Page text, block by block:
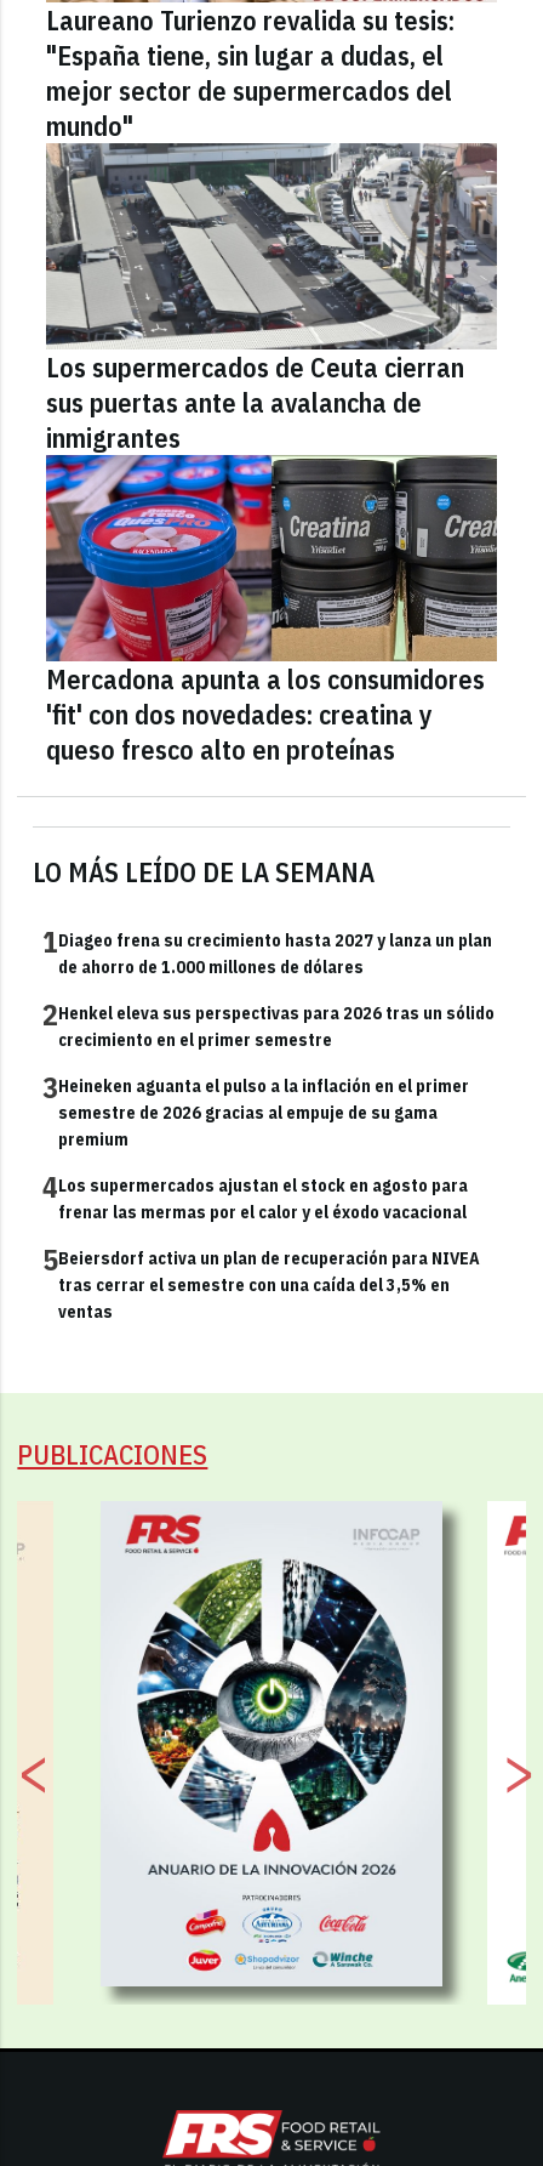
LO MÁS LEÍDO DE LA SEMANA
1Diageo frena su crecimiento hasta 2027 y lanza un plan
de ahorro de 1.000 millones de dólares
2Henkel eleva sus perspectivas para 2026 tras un sólido
crecimiento en el primer semestre
3Heineken aguanta el pulso a la inflación en el primer
semestre de 2026 gracias al empuje de su gama
premium
4Los supermercados ajustan el stock en agosto para
frenar las mermas por el calor y el éxodo vacacional
5Beiersdorf activa un plan de recuperación para NIVEA
tras cerrar el semestre con una caída del 3,5% en
ventas
Laureano Turienzo revalida su tesis:
"España tiene, sin lugar a dudas, el
mejor sector de supermercados del
mundo"
Los supermercados de Ceuta cierran
sus puertas ante la avalancha de
inmigrantes
Mercadona apunta a los consumidores
'fit' con dos novedades: creatina y
queso fresco alto en proteínas
PUBLICACIONES